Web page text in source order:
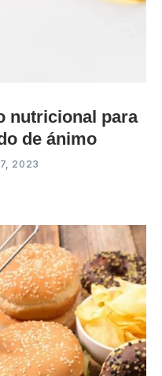
nutricional para
de ánimo
7, 2023